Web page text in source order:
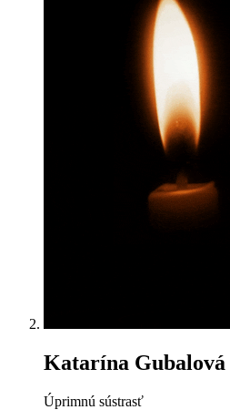
Katarína Gubalová
Úprimnú sústrasť